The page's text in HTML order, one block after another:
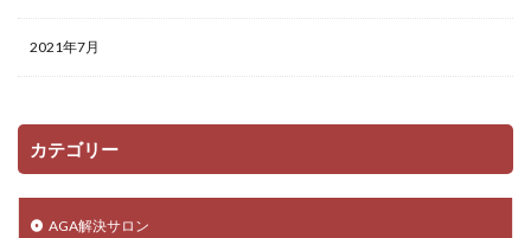
2021年7月
カテゴリー
AGA解決サロン